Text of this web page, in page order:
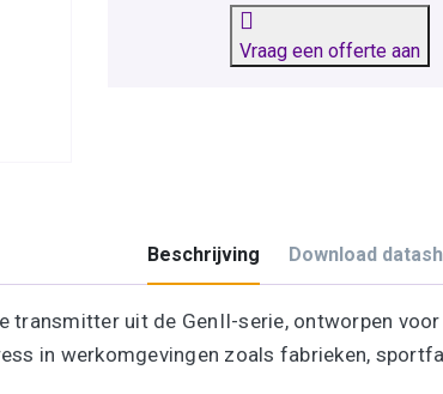
Vraag een offerte aan
Beschrijving Download
transmitter uit de GenII-serie, ontworpen
in werkomgevingen zoals fabrieken,